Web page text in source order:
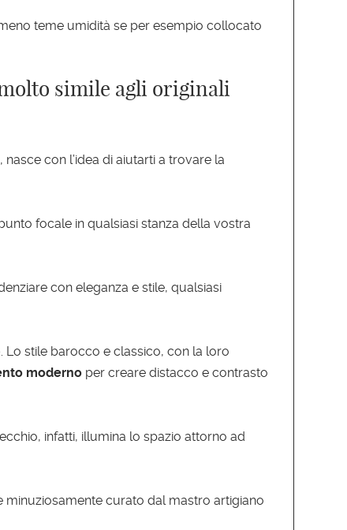
teme umidità se per esempio collocato
simile agli originali
con l’idea di aiutarti a trovare la
focale in qualsiasi stanza della vostra
con eleganza e stile, qualsiasi
Lo stile barocco e classico, con la loro
moderno per creare distacco e contrasto
infatti, illumina lo spazio attorno ad
minuziosamente curato dal mastro artigiano